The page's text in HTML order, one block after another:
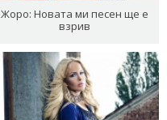
Жоро: Новата ми песен ще е
взрив